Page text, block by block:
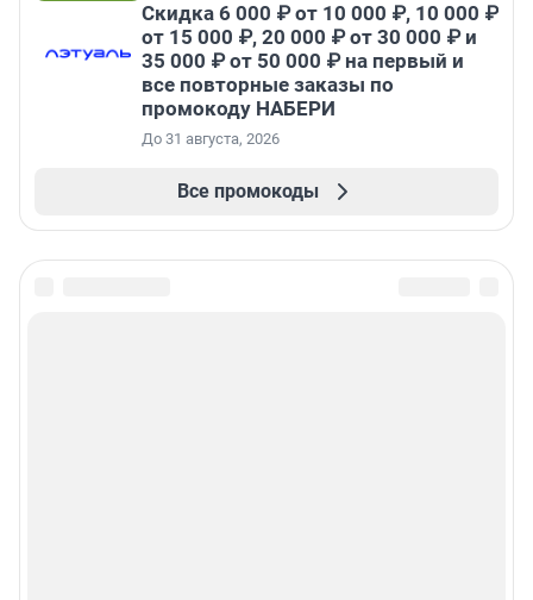
Скидка 6 000 ₽ от 10 000 ₽, 10 000 ₽
от 15 000 ₽, 20 000 ₽ от 30 000 ₽ и
35 000 ₽ от 50 000 ₽ на первый и
все повторные заказы по
промокоду НАБЕРИ
До 31 августа, 2026
Все промокоды